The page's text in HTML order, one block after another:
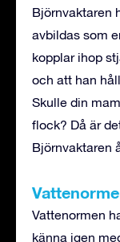
Björnvaktaren
avbildas som
kopplar ihop
och att han
Skulle din
flock? Då är
Björnvaktaren
Vattenormen
känna igen